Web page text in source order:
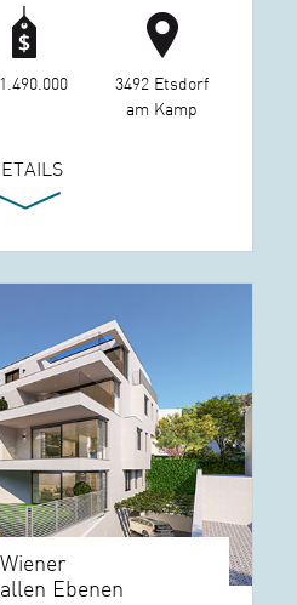
3492 Etsdorf
am Kamp
Ebenen